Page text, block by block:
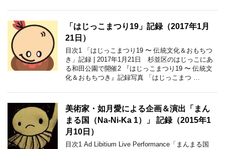
「はじっこまつり19」記録（2017年1月
21日）
目次1 「はじっこまつり19 〜 伝統文化＆おもちつ
き」記録 | 2017年1月21日 杉並区のはじっこにあ
る和田公園で開催2 『はじっこまつり19 〜 伝統文
化＆おもちつき』記録写真 「はじっこまつ …
美術家・如月愛による企画＆演出「まん
まる国（Na-Ni-Ka 1）」 記録（2015年1
月10日）
目次1 Ad Libitium Live Performance「まんまる国